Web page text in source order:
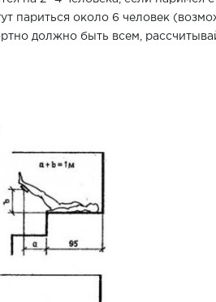
париться около 6 человек
должно быть всем,